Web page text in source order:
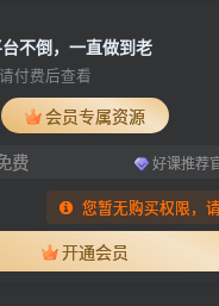
不倒，一直做到老
付费后查看
会员专属资源
费 好课推荐
您暂无购买权限，
开通会员